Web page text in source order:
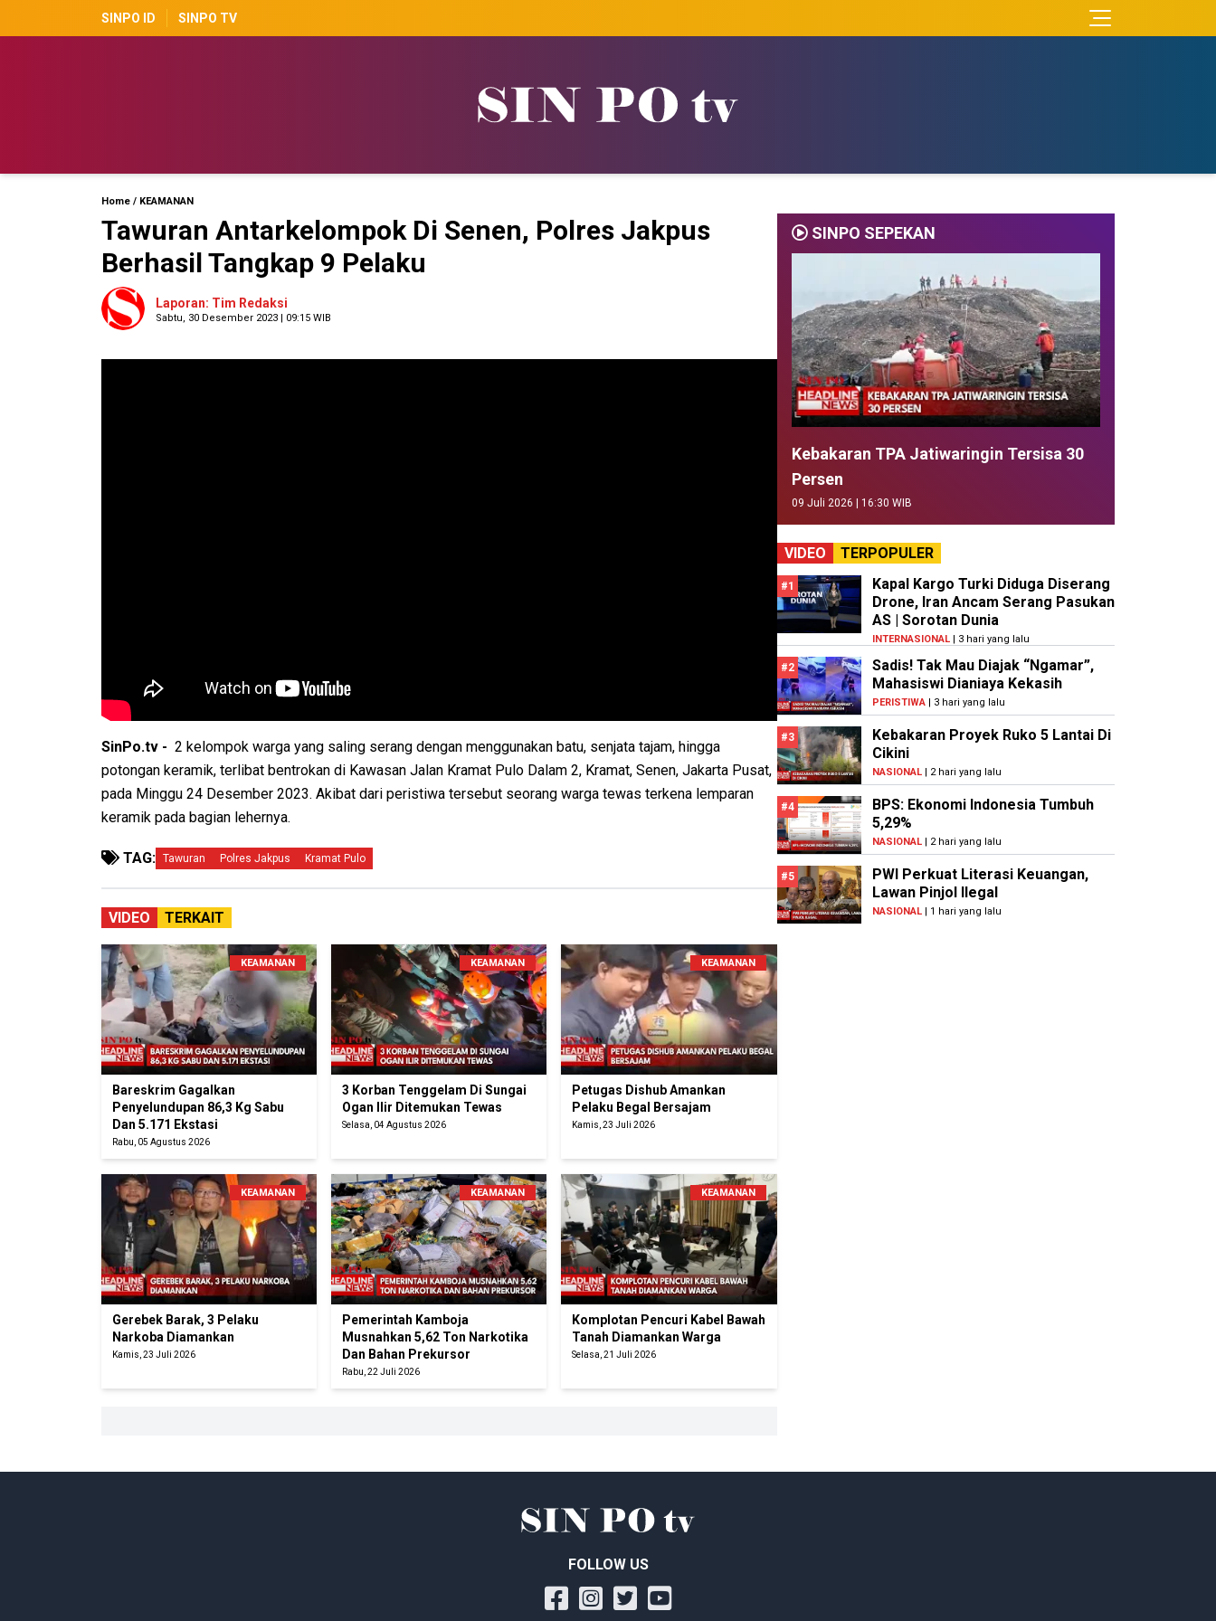
SINPO ID SINPO TV
Home / KEAMANAN
Tawuran Antarkelompok Di Senen, Polres Jakpus
Berhasil Tangkap 9 Pelaku
Laporan: Tim Redaksi
Sabtu, 30 Desember 2023 | 09:15 WIB
SinPo.tv - 2 kelompok warga yang saling serang dengan menggunakan batu, senjata tajam, hingga
potongan keramik, terlibat bentrokan di Kawasan Jalan Kramat Pulo Dalam 2, Kramat, Senen, Jakarta Pusat,
pada Minggu 24 Desember 2023. Akibat dari peristiwa tersebut seorang warga tewas terkena lemparan
keramik pada bagian lehernya.
TAG: Tawuran Polres Jakpus Kramat Pulo
VIDEO TERKAIT
KEAMANAN
Bareskrim Gagalkan
Penyelundupan 86,3 Kg Sabu
Dan 5.171 Ekstasi
Rabu, 05 Agustus 2026
KEAMANAN
3 Korban Tenggelam Di Sungai
Ogan Ilir Ditemukan Tewas
Selasa, 04 Agustus 2026
KEAMANAN
Petugas Dishub Amankan
Pelaku Begal Bersajam
Kamis, 23 Juli 2026
KEAMANAN
Gerebek Barak, 3 Pelaku
Narkoba Diamankan
Kamis, 23 Juli 2026
KEAMANAN
Pemerintah Kamboja
Musnahkan 5,62 Ton Narkotika
Dan Bahan Prekursor
Rabu, 22 Juli 2026
KEAMANAN
Komplotan Pencuri Kabel Bawah
Tanah Diamankan Warga
Selasa, 21 Juli 2026
SINPO SEPEKAN
Kebakaran TPA Jatiwaringin Tersisa 30
Persen
09 Juli 2026 | 16:30 WIB
VIDEO TERPOPULER
#1
Kapal Kargo Turki Diduga Diserang
Drone, Iran Ancam Serang Pasukan
AS | Sorotan Dunia
INTERNASIONAL| 3 hari yang lalu
#2
Sadis! Tak Mau Diajak “Ngamar”,
Mahasiswi Dianiaya Kekasih
PERISTIWA| 3 hari yang lalu
#3
Kebakaran Proyek Ruko 5 Lantai Di
Cikini
NASIONAL| 2 hari yang lalu
#4
BPS: Ekonomi Indonesia Tumbuh
5,29%
NASIONAL| 2 hari yang lalu
#5
PWI Perkuat Literasi Keuangan,
Lawan Pinjol Ilegal
NASIONAL| 1 hari yang lalu
FOLLOW US